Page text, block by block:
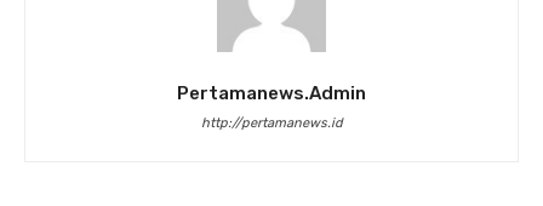
Pertamanews.admin
http://pertamanews.id